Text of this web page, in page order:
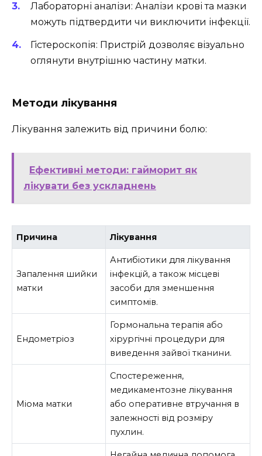
Лабораторні аналізи: Аналізи крові та мазки
можуть підтвердити чи виключити інфекції.
Гістероскопія: Пристрій дозволяє візуально
оглянути внутрішню частину матки.
Методи лікування
Лікування залежить від причини болю:
Ефективні методи: гайморит як
лікувати без ускладнень
Причина Лікування
Запалення шийки
матки
Антибіотики для лікування
інфекцій, а також місцеві
засоби для зменшення
симптомів.
Ендометріоз
Гормональна терапія або
хірургічні процедури для
виведення зайвої тканини.
Міома матки
Спостереження,
медикаментозне лікування
або оперативне втручання в
залежності від розміру
пухлин.